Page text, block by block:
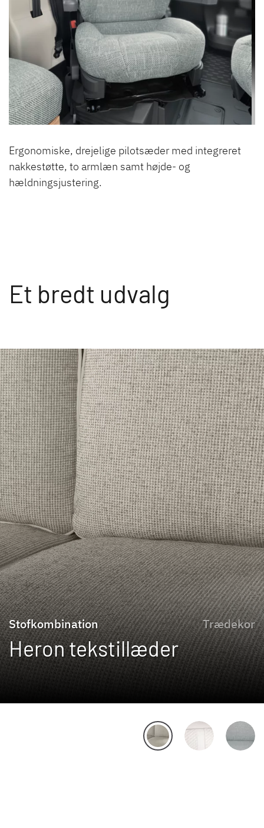
Ergonomiske, drejelige pilotsæder med integreret
nakkestøtte, to armlæn samt højde- og
hældningsjustering.
Et bredt udvalg
Heron tekstillæder
Stofkombination Trædekor